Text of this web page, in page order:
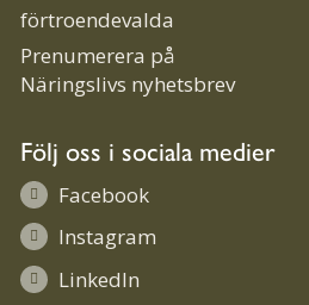
förtroendevalda
Prenumerera på
Näringslivs nyhetsbrev
Följ oss i sociala medier
Facebook
Instagram
LinkedIn